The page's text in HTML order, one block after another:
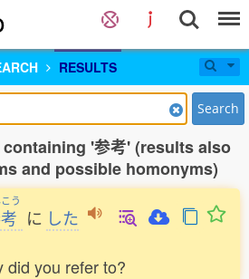
RESULTS
Search
'参考' (results also
and possible homonyms)
う
に した
did you refer to?